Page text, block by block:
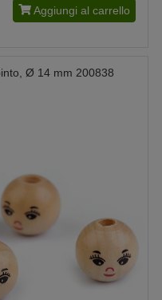
Aggiungi al carrello
Ø 14 mm 200838